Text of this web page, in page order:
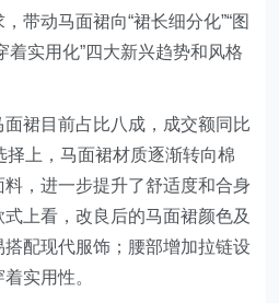
带动马面裙向“裙长细分化”“图
着实用化”四大新兴趋势和风格
裙目前占比八成，成交额同比
上，马面裙材质逐渐转向棉
，进一步提升了舒适度和合身
上看，改良后的马面裙颜色及
配现代服饰；腰部增加拉链设
实用性。